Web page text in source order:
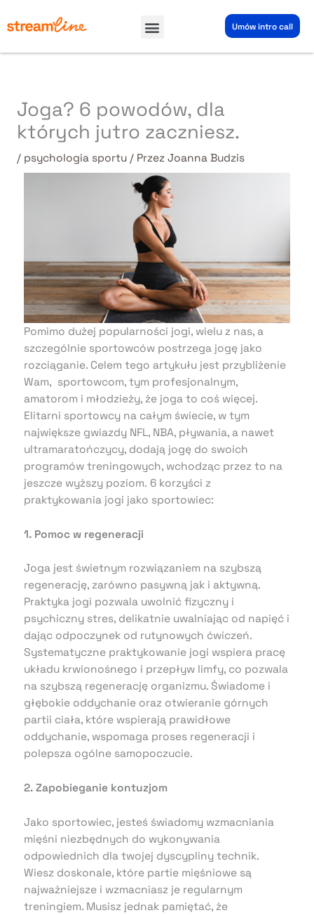
do
Menu Umów intro call
Joga? 6 powodów, dla
których jutro zaczniesz.
/ psychologia sportu/ Przez Joanna Budzis
Pomimo dużej popularności jogi, wielu z nas, a
szczególnie sportowców postrzega jogę jako
rozciąganie. Celem tego artykułu jest przybliżenie
Wam, sportowcom, tym profesjonalnym,
amatorom i młodzieży, że joga to coś więcej.
Elitarni sportowcy na całym świecie, w tym
największe gwiazdy NFL, NBA, pływania, a nawet
ultramaratończycy, dodają jogę do swoich
programów treningowych, wchodząc przez to na
jeszcze wyższy poziom. 6 korzyści z
praktykowania jogi jako sportowiec:
1. Pomoc w regeneracji
Joga jest świetnym rozwiązaniem na szybszą
regenerację, zarówno pasywną jak i aktywną.
Praktyka jogi pozwala uwolnić fizyczny i
psychiczny stres, delikatnie uwalniając od napięć i
dając odpoczynek od rutynowych ćwiczeń.
Systematyczne praktykowanie jogi wspiera pracę
układu krwionośnego i przepływ limfy, co pozwala
na szybszą regenerację organizmu. Świadome i
głębokie oddychanie oraz otwieranie górnych
partii ciała, które wspierają prawidłowe
oddychanie, wspomaga proses regeneracji i
polepsza ogólne samopoczucie.
2. Zapobieganie kontuzjom
Jako sportowiec, jesteś świadomy wzmacniania
mięśni niezbędnych do wykonywania
odpowiednich dla twojej dyscypliny technik.
Wiesz doskonale, które partie mięśniowe są
najważniejsze i wzmacniasz je regularnym
treningiem. Musisz jednak pamiętać, że